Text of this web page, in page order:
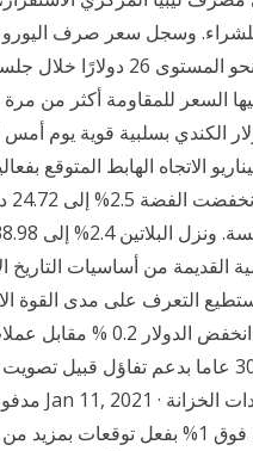
عملات عربية وصل سعر سوق
سيناريو الاتجاه الهابط
الاسلامية القديمة من أساسيات
التعرف على مدى القوة
الدولة الاسلامية و مدى
الآسيوية، إذ بلغت أسهم اليابان قمة 30
الأميركية لأجل عشر سنوات مرتفعة فوق